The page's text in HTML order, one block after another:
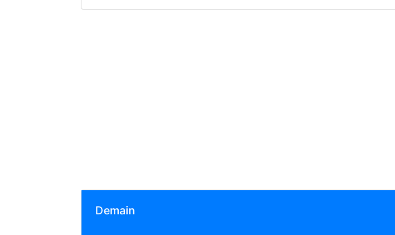
Demain